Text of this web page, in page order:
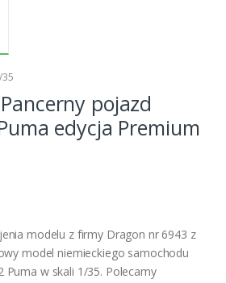
pojazd
edycja Premium
modelu z firmy Dragon nr 6943 z
model niemieckiego samochodu
Puma w skali 1/35. Polecamy